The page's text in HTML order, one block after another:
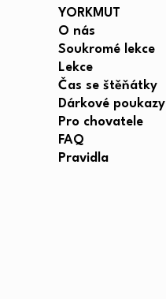
YORKMUT
O nás
Soukromé lekce
Lekce
Čas se štěňátky
Dárkové poukazy
Pro chovatele
FAQ
Pravidla